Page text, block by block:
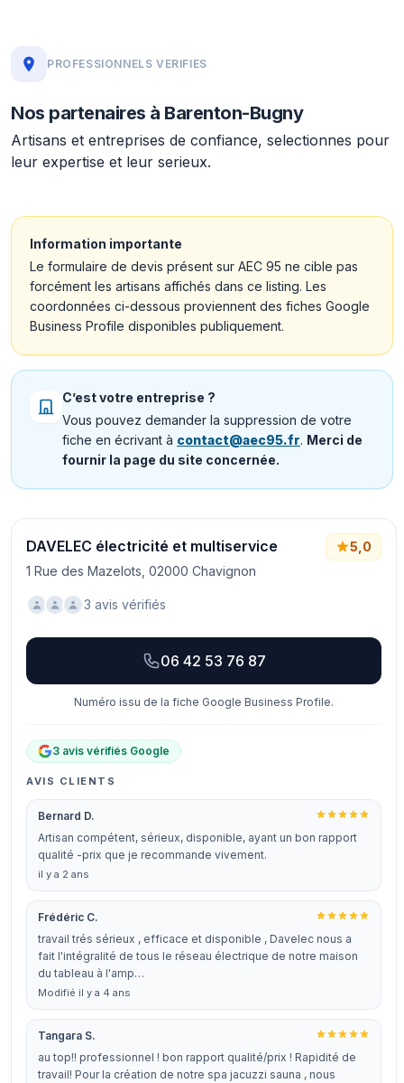
PROFESSIONNELS VERIFIES
Nos partenaires à Barenton-Bugny
Artisans et entreprises de confiance, selectionnes pour
leur expertise et leur serieux.
Information importante
Le formulaire de devis présent sur AEC 95 ne cible pas
forcément les artisans affichés dans ce listing. Les
coordonnées ci-dessous proviennent des fiches Google
Business Profile disponibles publiquement.
C’est votre entreprise ?
Vous pouvez demander la suppression de votre
fiche en écrivant à contact@aec95.fr. Merci de
fournir la page du site concernée.
DAVELEC électricité et multiservice
1 Rue des Mazelots, 02000 Chavignon
5,0
3 avis vérifiés
06 42 53 76 87
Numéro issu de la fiche Google Business Profile.
3 avis vérifiés Google
AVIS CLIENTS
Bernard D.
Artisan compétent, sérieux, disponible, ayant un bon rapport
qualité -prix que je recommande vivement.
il y a 2 ans
Frédéric C.
travail trés sérieux , efficace et disponible , Davelec nous a
fait l'intégralité de tous le réseau électrique de notre maison
du tableau à l'amp…
Modifié il y a 4 ans
Tangara S.
au top!! professionnel ! bon rapport qualité/prix ! Rapidité de
travail! Pour la création de notre spa jacuzzi sauna , nous